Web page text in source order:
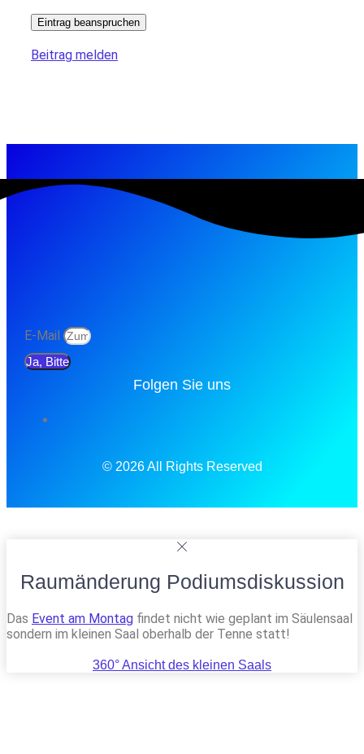
Eintrag beanspruchen
Beitrag melden
E-Mail
Ja, Bitte
Folgen Sie uns
© 2026 All Rights Reserved
Raumänderung Podiumsdiskussion
Das Event am Montag findet nicht wie geplant im Säulensaal
sondern im kleinen Saal oberhalb der Tenne statt!
360° Ansicht des kleinen Saals